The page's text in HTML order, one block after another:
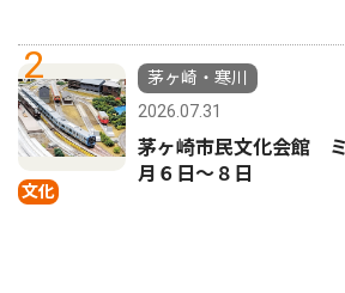
2
文化
茅ヶ崎・寒川
2026.07.31
茅ヶ崎市民文化会館
月６日〜８日